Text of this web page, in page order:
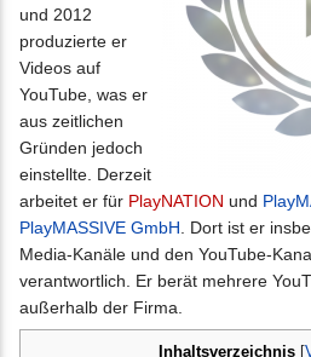
und 2012
produzierte er
Videos auf
YouTube, was er
aus zeitlichen
Gründen jedoch
einstellte. Derzeit
arbeitet er für PlayNATION und
PlayMASSIVE GmbH. Dort ist er
Media-Kanäle und den YouTube-
verantwortlich. Er berät mehrere
außerhalb der Firma.
Inhaltsverzeichnis[